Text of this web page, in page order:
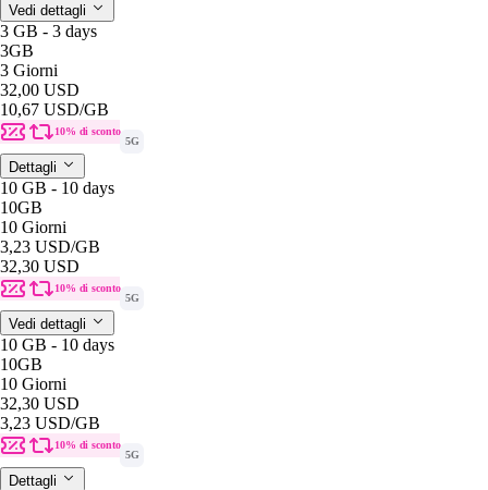
Vedi dettagli
3 GB - 3 days
3GB
3 Giorni
32,00 USD
10,67 USD/GB
10% di sconto
5G
Dettagli
10 GB - 10 days
10GB
10 Giorni
3,23 USD/GB
32,30 USD
10% di sconto
5G
Vedi dettagli
10 GB - 10 days
10GB
10 Giorni
32,30 USD
3,23 USD/GB
10% di sconto
5G
Dettagli